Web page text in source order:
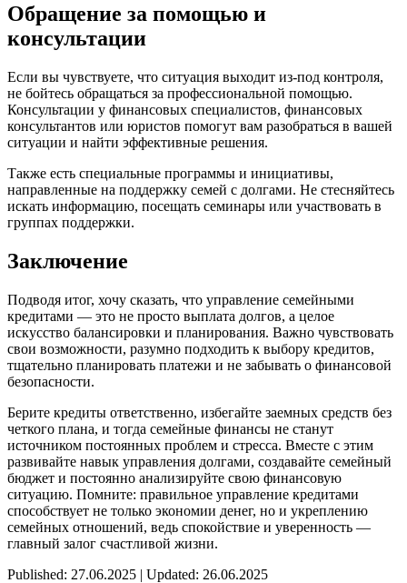
Обращение за помощью и
консультации
Если вы чувствуете, что ситуация выходит из-под контроля,
не бойтесь обращаться за профессиональной помощью.
Консультации у финансовых специалистов, финансовых
консультантов или юристов помогут вам разобраться в вашей
ситуации и найти эффективные решения.
Также есть специальные программы и инициативы,
направленные на поддержку семей с долгами. Не стесняйтесь
искать информацию, посещать семинары или участвовать в
группах поддержки.
Заключение
Подводя итог, хочу сказать, что управление семейными
кредитами — это не просто выплата долгов, а целое
искусство балансировки и планирования. Важно чувствовать
свои возможности, разумно подходить к выбору кредитов,
тщательно планировать платежи и не забывать о финансовой
безопасности.
Берите кредиты ответственно, избегайте заемных средств без
четкого плана, и тогда семейные финансы не станут
источником постоянных проблем и стресса. Вместе с этим
развивайте навык управления долгами, создавайте семейный
бюджет и постоянно анализируйте свою финансовую
ситуацию. Помните: правильное управление кредитами
способствует не только экономии денег, но и укреплению
семейных отношений, ведь спокойствие и уверенность —
главный залог счастливой жизни.
Published: 27.06.2025 | Updated: 26.06.2025